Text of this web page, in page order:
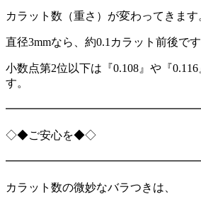
カラット数（重さ）が変わってきます
直径3mmなら、約0.1 カラット前後です
小数点第2位以下は『0.108 』や『0.116
す。
◇◆ご安心を◆◇
カラット数の微妙なバラつきは、